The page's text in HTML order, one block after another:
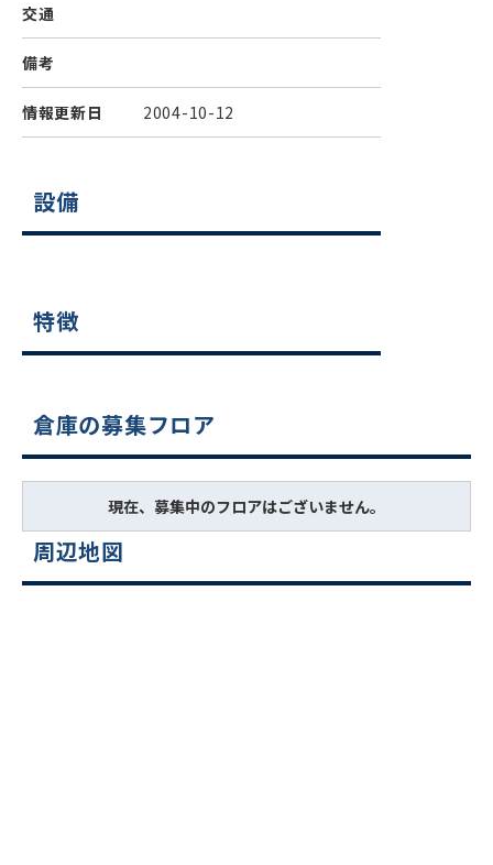
交通
備考
情報更新日 2004-10-12
設備
特徴
倉庫の募集フロア
現在、募集中のフロアはございません。
周辺地図